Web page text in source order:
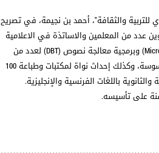
والثقافة"، أحمد بن نجيمة، في تصريح
عدد من المعلمين والاساتذة في الاعلامية
الموجهة للكفيف وذلك بتدريبهم على معالجة النصوص(Microsoft word) وبرمجية معالجة نصوص (DBT) لعدد من
الأساتذة والمعلمين بالمدرسة الابتدائية "النور" ومعهد الكفيف بسوسة، وكذلك إحداث نواة لمكتبات وطباعة 100
باللغات الفرنسية والإنجليزية.